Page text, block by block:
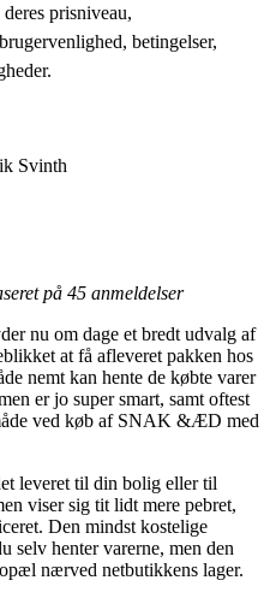
prisniveau,
betingelser,
Svinth
på 45 anmeldelser
nu om dage et bredt udvalg af
at få afleveret pakken hos
nemt kan hente de købte varer
er jo super smart, samt oftest
ved køb af SNAK &ÆD med
leveret til din bolig eller til
viser sig tit lidt mere pebret,
Den mindst kostelige
selv henter varerne, men den
nærved netbutikkens lager.